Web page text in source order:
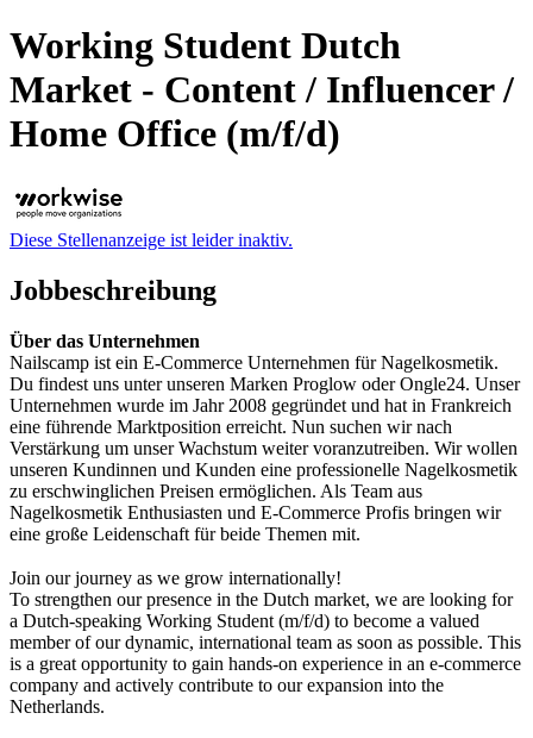
Working Student Dutch
Market - Content / Influencer /
Home Office (m/f/d)
Diese Stellenanzeige ist leider inaktiv.
Jobbeschreibung
Über das Unternehmen
Nailscamp ist ein E-Commerce Unternehmen für Nagelkosmetik.
Du findest uns unter unseren Marken Proglow oder Ongle24. Unser
Unternehmen wurde im Jahr 2008 gegründet und hat in Frankreich
eine führende Marktposition erreicht. Nun suchen wir nach
Verstärkung um unser Wachstum weiter voranzutreiben. Wir wollen
unseren Kundinnen und Kunden eine professionelle Nagelkosmetik
zu erschwinglichen Preisen ermöglichen. Als Team aus
Nagelkosmetik Enthusiasten und E-Commerce Profis bringen wir
eine große Leidenschaft für beide Themen mit.
Join our journey as we grow internationally!
To strengthen our presence in the Dutch market, we are looking for
a Dutch-speaking Working Student (m/f/d) to become a valued
member of our dynamic, international team as soon as possible. This
is a great opportunity to gain hands-on experience in an e-commerce
company and actively contribute to our expansion into the
Netherlands.